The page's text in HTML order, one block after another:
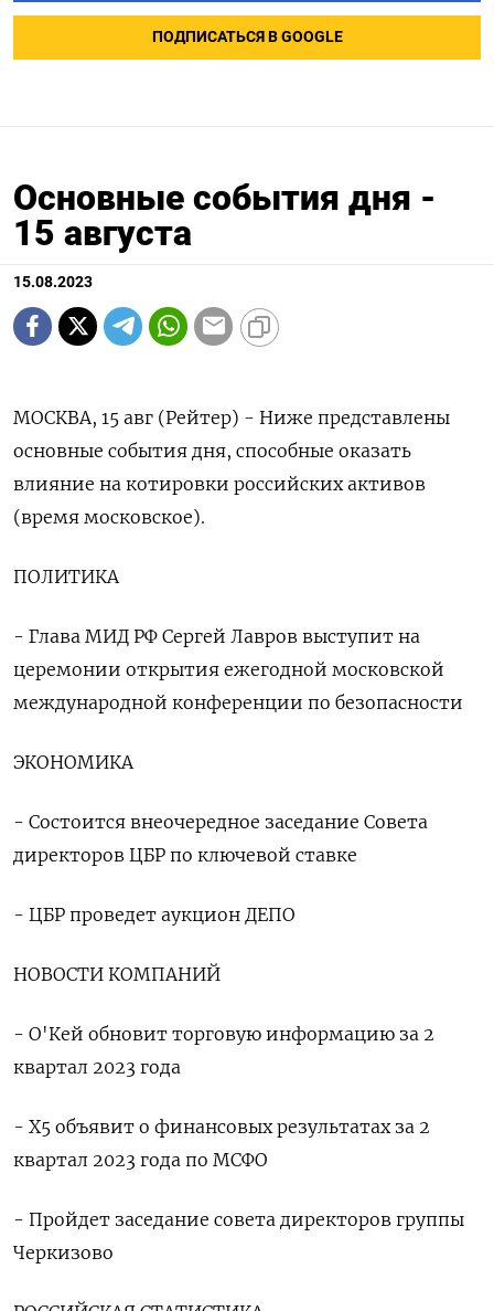
ПОДПИСАТЬСЯ В GOOGLE
Основные события дня -
15 августа
15.08.2023
МОСКВА, 15 авг (Рейтер) - Ниже представлены
основные события дня, способные оказать
влияние на котировки российских активов
(время московское).
ПОЛИТИКА
- Глава МИД РФ Сергей Лавров выступит на
церемонии открытия ежегодной московской
международной конференции по безопасности
ЭКОНОМИКА
- Состоится внеочередное заседание Совета
директоров ЦБР по ключевой ставке
- ЦБР проведет аукцион ДЕПО
НОВОСТИ КОМПАНИЙ
- О'Кей обновит торговую информацию за 2
квартал 2023 года
- X5 объявит о финансовых результатах за 2
квартал 2023 года по МСФО
- Пройдет заседание совета директоров группы
Черкизово